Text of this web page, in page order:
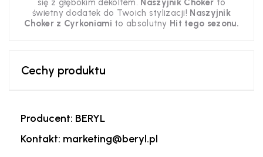
się z głębokim dekoltem. Naszyjnik Choker to
świetny dodatek do Twoich stylizacji! Naszyjnik
Choker z Cyrkoniami to absolutny Hit tego sezonu.
Cechy produktu
Producent: BERYL
Kontakt: marketing@beryl.pl